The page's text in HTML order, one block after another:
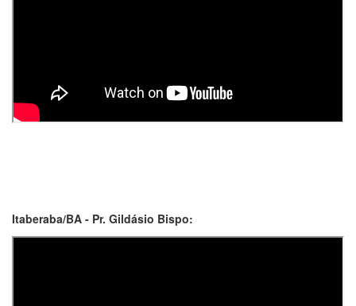
Itaberaba/BA - Pr. Gildásio Bispo: